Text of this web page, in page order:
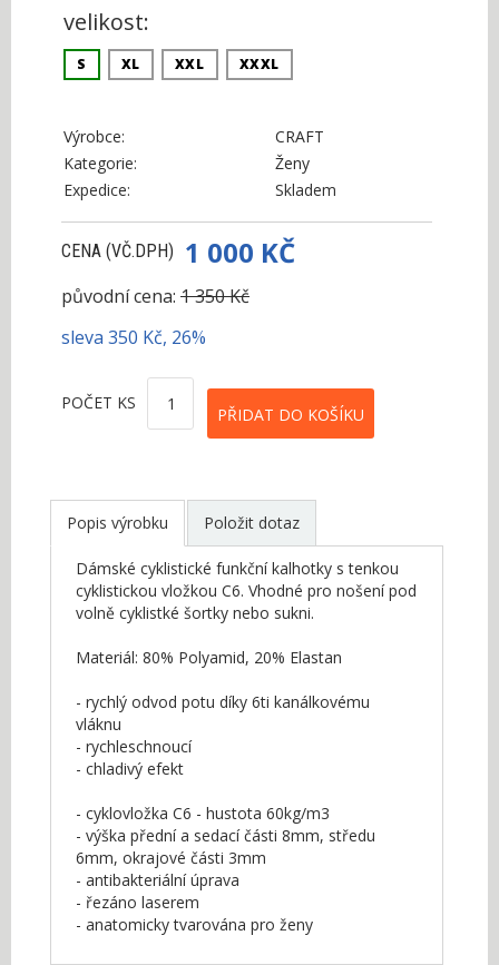
velikost:
S XL XXL XXXL
Výrobce:
CRAFT
Kategorie:
Ženy
Expedice:
Skladem
CENA (VČ.DPH) 1 000 KČ
původní cena: 1 350 Kč
sleva 350 Kč, 26%
POČET KS
Popis výrobku Položit dotaz
Dámské cyklistické funkční kalhotky s tenkou
cyklistickou vložkou C6. Vhodné pro nošení pod
volně cyklistké šortky nebo sukni.
Materiál: 80% Polyamid, 20% Elastan
- rychlý odvod potu díky 6ti kanálkovému
vláknu
- rychleschnoucí
- chladivý efekt
- cyklovložka C6 - hustota 60kg/m3
- výška přední a sedací části 8mm, středu
6mm, okrajové části 3mm
- antibakteriální úprava
- řezáno laserem
- anatomicky tvarována pro ženy